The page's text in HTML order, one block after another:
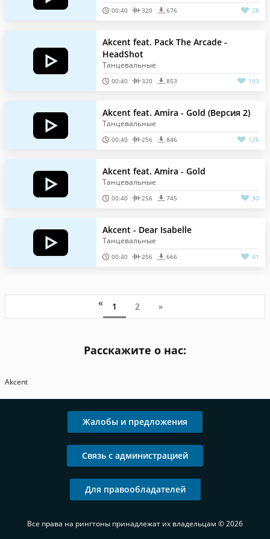
00:40 320 676 28
Akcent feat. Pack The Arcade -
HeadShot
Танцевальные
00:40 320 853 103
Akcent feat. Amira - Gold (Версия 2)
Танцевальные
00:40 256 846 126
Akcent feat. Amira - Gold
Танцевальные
00:40 256 745 30
Akcent - Dear Isabelle
Танцевальные
00:40 256 666 41
« 1 2 »
Расскажите о нас:
Akcent
Жалобы и предложения
Связь с администрацией
Для правообладателей
Все права на рингтоны принадлежат их владельцам © 2026